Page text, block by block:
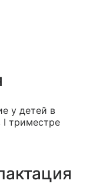
у детей в
I триместре